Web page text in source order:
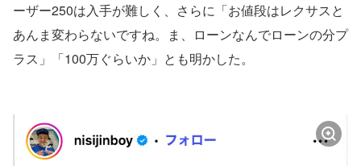
ーザー250は入手が難しく、さらに「お値段はレクサスと
あんま変わらないですね。ま、ローンなんでローンの分プ
ラス」「100万ぐらいか」とも明かした。